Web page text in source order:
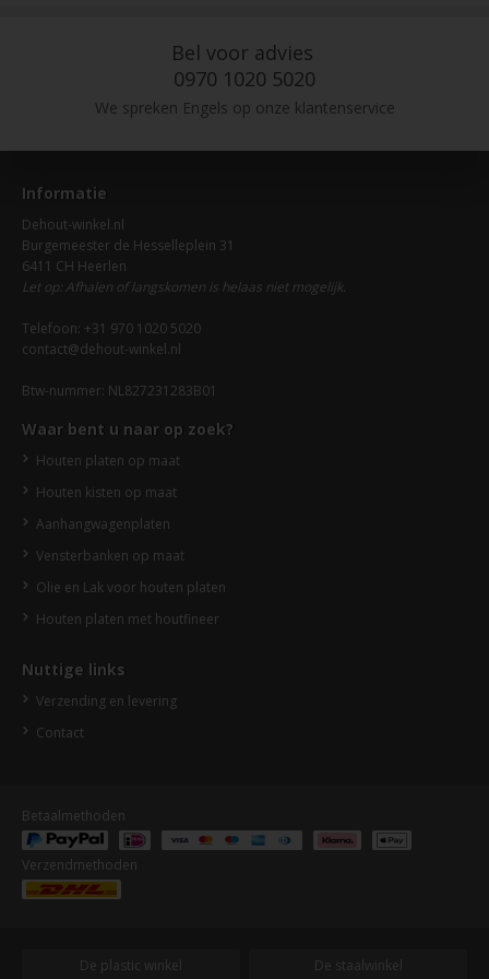
Bel voor advies
0970 1020 5020
We spreken Engels op onze klantenservice
Informatie
Dehout-winkel.nl
Burgemeester de Hesselleplein 31
6411 CH Heerlen
Let op: Afhalen of langskomen is helaas niet mogelijk.
Telefoon: +31 970 1020 5020
contact@dehout-winkel.nl
Btw-nummer: NL827231283B01
Waar bent u naar op zoek?
Houten platen op maat
Houten kisten op maat
Aanhangwagenplaten
Vensterbanken op maat
Olie en Lak voor houten platen
Houten platen met houtfineer
Nuttige links
Verzending en levering
Contact
Betaalmethoden
Verzendmethoden
De plastic winkel De staalwinkel